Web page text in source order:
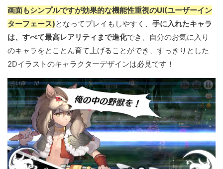
画面もシンプルですが効果的な機能性重視のUI(ユーザーイン
ターフェース)となってプレイもしやすく、 手に入れたキャラ
は、すべて最高レアリティまで進化でき、自分のお気に入り
のキャラをとことん育て上げることができ、すっきりとした
2Dイラストのキャラクターデザインは必見です！